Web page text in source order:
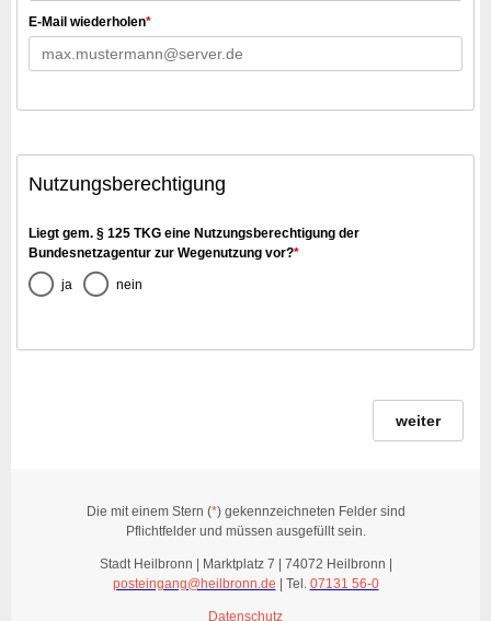
E-Mail wiederholen*
Nutzungsberechtigung
Liegt gem. § 125 TKG eine Nutzungsberechtigung der
Bundesnetzagentur zur Wegenutzung vor?*
ja nein
weiter
Die mit einem Stern (*) gekennzeichneten Felder sind
Pflichtfelder und müssen ausgefüllt sein.
Stadt Heilbronn | Marktplatz 7 | 74072 Heilbronn |
posteingang@heilbronn.de | Tel. 07131 56-0
Datenschutz